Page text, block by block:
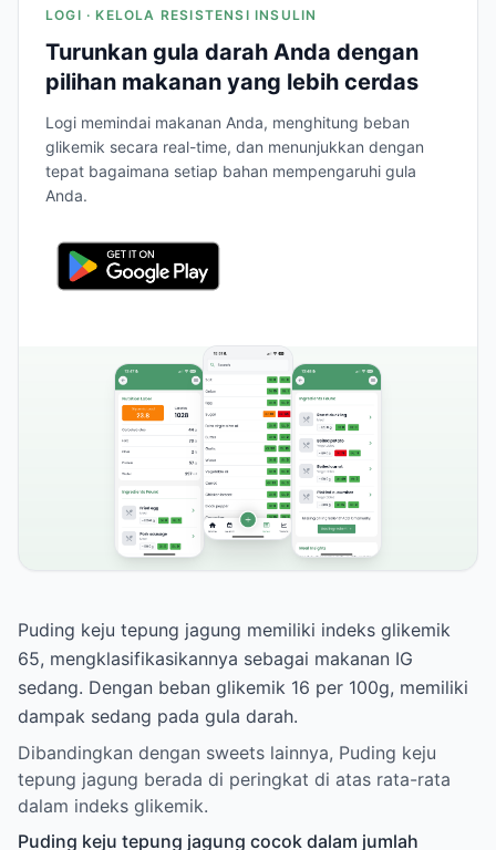
LOGI · KELOLA RESISTENSI INSULIN
Turunkan gula darah Anda dengan
pilihan makanan yang lebih cerdas
Logi memindai makanan Anda, menghitung beban
glikemik secara real-time, dan menunjukkan dengan
tepat bagaimana setiap bahan mempengaruhi gula
Anda.
Puding keju tepung jagung memiliki indeks glikemik
65, mengklasifikasikannya sebagai makanan IG
sedang. Dengan beban glikemik 16 per 100g, memiliki
dampak sedang pada gula darah.
Dibandingkan dengan sweets lainnya, Puding keju
tepung jagung berada di peringkat di atas rata-rata
dalam indeks glikemik.
Puding keju tepung jagung cocok dalam jumlah